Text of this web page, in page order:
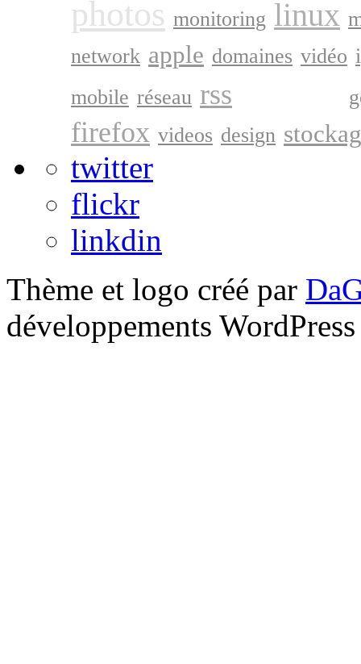
photos monitoring linux
network apple domaines vidéo
mobile réseau rss
firefox videos design
twitter
flickr
linkdin
Thème et logo créé par
développements